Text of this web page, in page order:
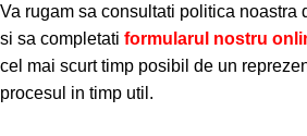
Va rugam sa consultati politica noastra
si sa completati formularul nostru
cel mai scurt timp posibil de un
procesul in timp util.